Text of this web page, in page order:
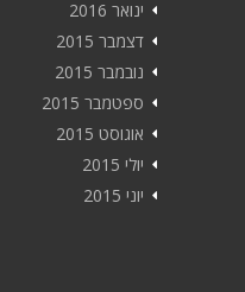
ינואר 2016
דצמבר 2015
נובמבר 2015
ספטמבר 2015
אוגוסט 2015
יולי 2015
יוני 2015